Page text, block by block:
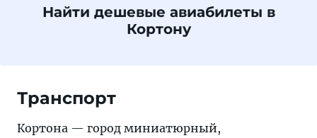
Найти дешевые авиабилеты в
Кортону
Транспорт
Кортона — город миниатюрный,